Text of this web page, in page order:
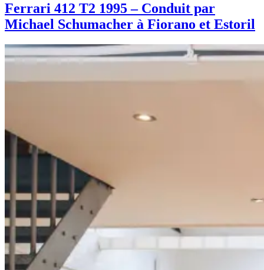
Ferrari 412 T2 1995 – Conduit par
Michael Schumacher à Fiorano et Estoril